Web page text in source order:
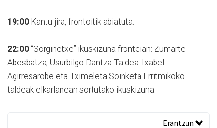
19:00 Kantu jira, frontoitik abiatuta.
22:00 “Sorginetxe” ikuskizuna frontoian: Zumarte
Abesbatza, Usurbilgo Dantza Taldea, Ixabel
Agirresarobe eta Tximeleta Soinketa Erritmikoko
taldeak elkarlanean sortutako ikuskizuna.
Erantzun